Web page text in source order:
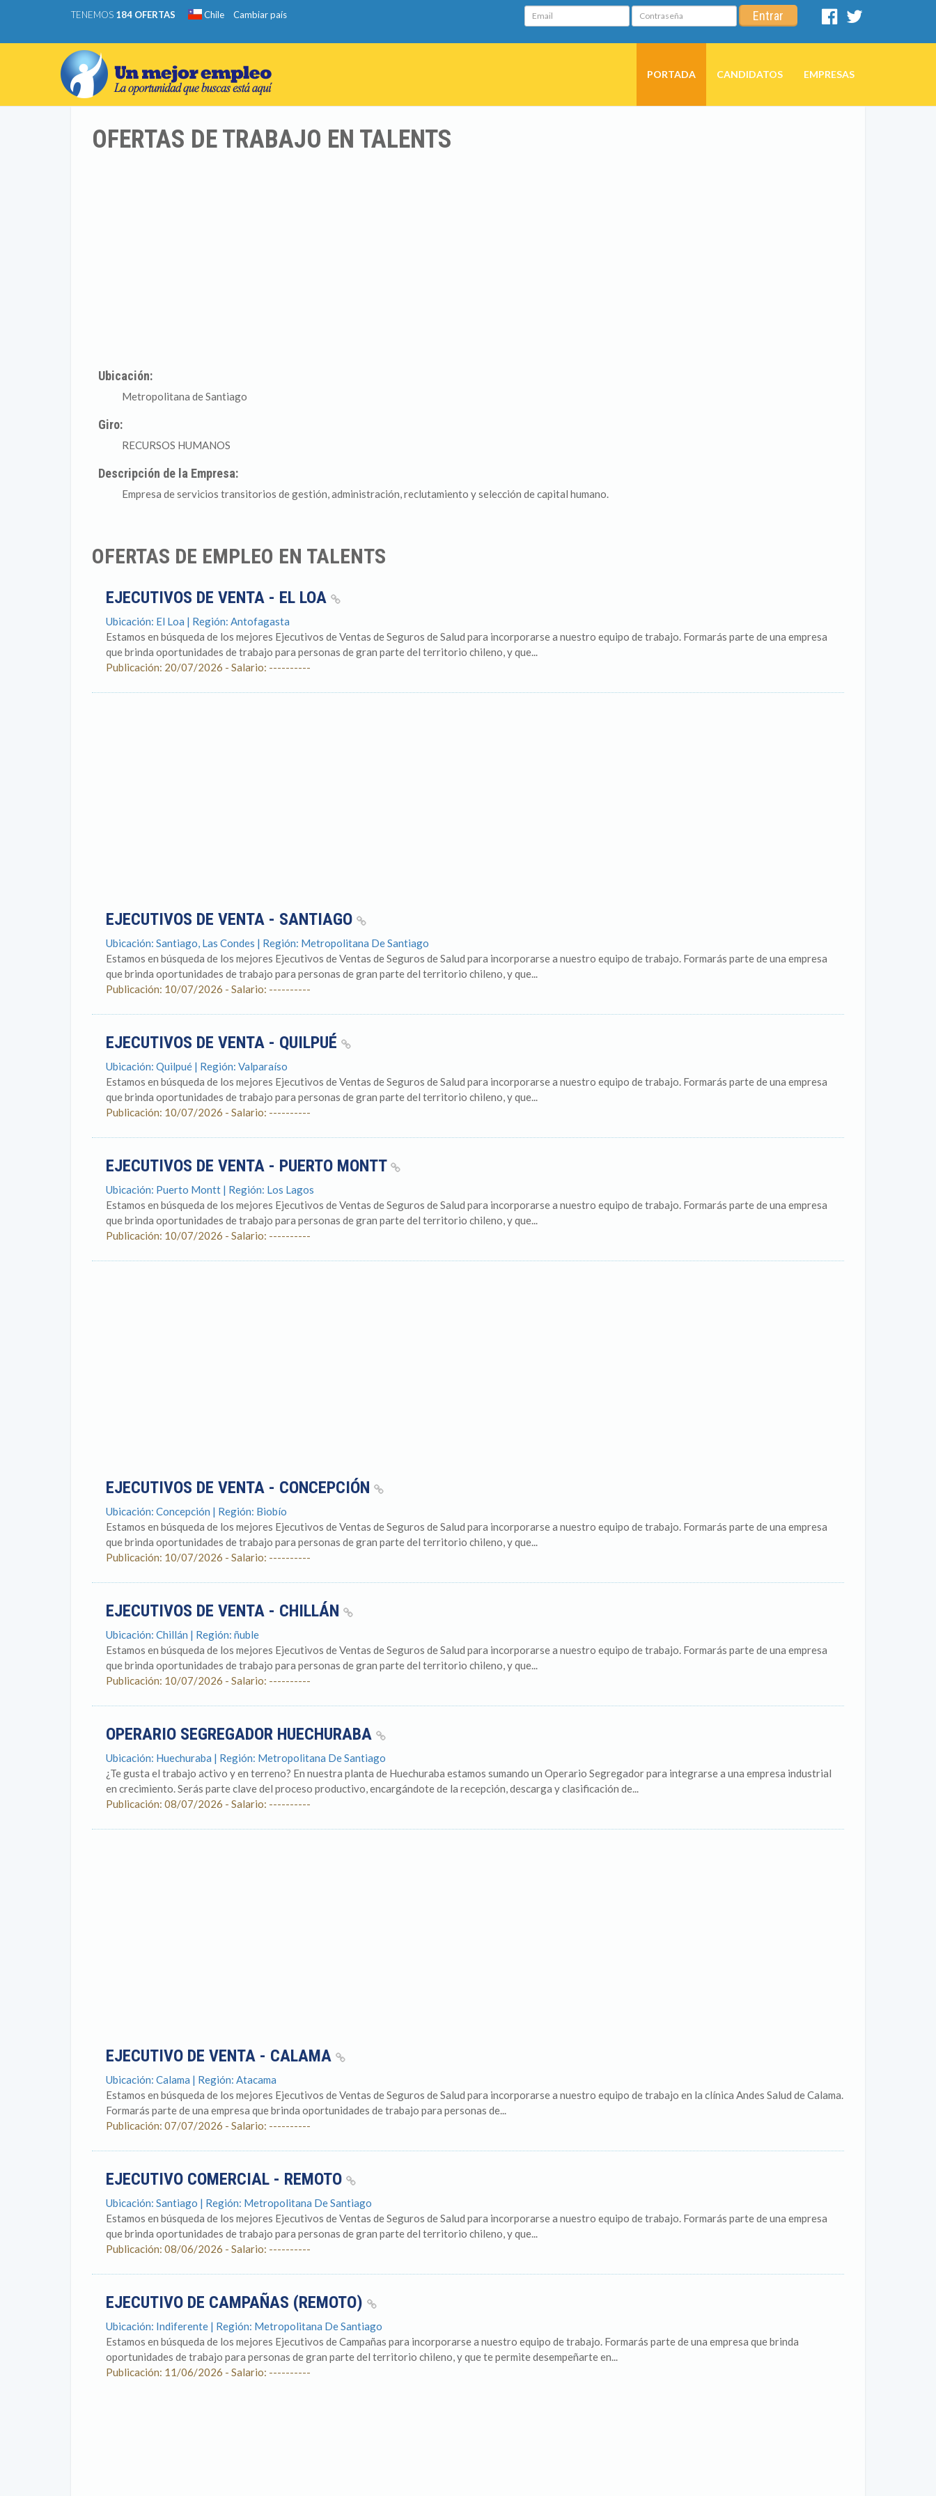
TENEMOS 184 OFERTAS Chile Cambiar país Email Contraseña Entrar
Facebook
PORTADA CANDIDATOS EMPRESAS
OFERTAS DE TRABAJO EN TALENTS
Ubicación:
Metropolitana de Santiago
Giro:
RECURSOS HUMANOS
Descripción de la Empresa:
Empresa de servicios transitorios de gestión, administración, reclutamiento y selección de capital humano.
OFERTAS DE EMPLEO EN TALENTS
EJECUTIVOS DE VENTA - EL LOA
Ubicación: El Loa | Región: Antofagasta
Estamos en búsqueda de los mejores Ejecutivos de Ventas de Seguros de Salud para incorporarse a nuestro equipo de trabajo. Formarás parte de una empresa
que brinda oportunidades de trabajo para personas de gran parte del territorio chileno, y que...
Publicación: 20/07/2026 - Salario: ----------
EJECUTIVOS DE VENTA - SANTIAGO
Ubicación: Santiago, Las Condes | Región: Metropolitana De Santiago
Estamos en búsqueda de los mejores Ejecutivos de Ventas de Seguros de Salud para incorporarse a nuestro equipo de trabajo. Formarás parte de una empresa
que brinda oportunidades de trabajo para personas de gran parte del territorio chileno, y que...
Publicación: 10/07/2026 - Salario: ----------
EJECUTIVOS DE VENTA - QUILPUÉ
Ubicación: Quilpué | Región: Valparaíso
Estamos en búsqueda de los mejores Ejecutivos de Ventas de Seguros de Salud para incorporarse a nuestro equipo de trabajo. Formarás parte de una empresa
que brinda oportunidades de trabajo para personas de gran parte del territorio chileno, y que...
Publicación: 10/07/2026 - Salario: ----------
EJECUTIVOS DE VENTA - PUERTO MONTT
Ubicación: Puerto Montt | Región: Los Lagos
Estamos en búsqueda de los mejores Ejecutivos de Ventas de Seguros de Salud para incorporarse a nuestro equipo de trabajo. Formarás parte de una empresa
que brinda oportunidades de trabajo para personas de gran parte del territorio chileno, y que...
Publicación: 10/07/2026 - Salario: ----------
EJECUTIVOS DE VENTA - CONCEPCIÓN
Ubicación: Concepción | Región: Biobío
Estamos en búsqueda de los mejores Ejecutivos de Ventas de Seguros de Salud para incorporarse a nuestro equipo de trabajo. Formarás parte de una empresa
que brinda oportunidades de trabajo para personas de gran parte del territorio chileno, y que...
Publicación: 10/07/2026 - Salario: ----------
EJECUTIVOS DE VENTA - CHILLÁN
Ubicación: Chillán | Región: ñuble
Estamos en búsqueda de los mejores Ejecutivos de Ventas de Seguros de Salud para incorporarse a nuestro equipo de trabajo. Formarás parte de una empresa
que brinda oportunidades de trabajo para personas de gran parte del territorio chileno, y que...
Publicación: 10/07/2026 - Salario: ----------
OPERARIO SEGREGADOR HUECHURABA
Ubicación: Huechuraba | Región: Metropolitana De Santiago
¿Te gusta el trabajo activo y en terreno? En nuestra planta de Huechuraba estamos sumando un Operario Segregador para integrarse a una empresa industrial
en crecimiento. Serás parte clave del proceso productivo, encargándote de la recepción, descarga y clasificación de...
Publicación: 08/07/2026 - Salario: ----------
EJECUTIVO DE VENTA - CALAMA
Ubicación: Calama | Región: Atacama
Estamos en búsqueda de los mejores Ejecutivos de Ventas de Seguros de Salud para incorporarse a nuestro equipo de trabajo en la clínica Andes Salud de Calama.
Formarás parte de una empresa que brinda oportunidades de trabajo para personas de...
Publicación: 07/07/2026 - Salario: ----------
EJECUTIVO COMERCIAL - REMOTO
Ubicación: Santiago | Región: Metropolitana De Santiago
Estamos en búsqueda de los mejores Ejecutivos de Ventas de Seguros de Salud para incorporarse a nuestro equipo de trabajo. Formarás parte de una empresa
que brinda oportunidades de trabajo para personas de gran parte del territorio chileno, y que...
Publicación: 08/06/2026 - Salario: ----------
EJECUTIVO DE CAMPAÑAS (REMOTO)
Ubicación: Indiferente | Región: Metropolitana De Santiago
Estamos en búsqueda de los mejores Ejecutivos de Campañas para incorporarse a nuestro equipo de trabajo. Formarás parte de una empresa que brinda
oportunidades de trabajo para personas de gran parte del territorio chileno, y que te permite desempeñarte en...
Publicación: 11/06/2026 - Salario: ----------